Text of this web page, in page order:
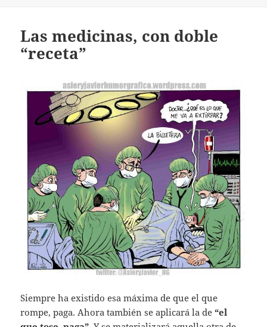
Las medicinas, con doble
“receta”
Siempre ha existido esa máxima de que el que
rompe, paga. Ahora también se aplicará la de“el